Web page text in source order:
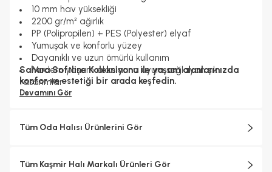
10 mm hav yüksekliği
2200 gr/m² ağırlık
PP (Polipropilen) + PES (Polyester) elyaf
Yumuşak ve konforlu yüzey
Dayanıklı ve uzun ömürlü kullanım
Modern yaşam alanlarına uyum sağlayan şık
tasarımlar
Sahara Softline Koleksiyonu ile yaşam alanlarınızda
konfor ve estetiği bir arada keşfedin.
Devamını Gör
Tüm Oda Halısı Ürünlerini Gör
Tüm Kaşmir Halı Markalı Ürünleri Gör